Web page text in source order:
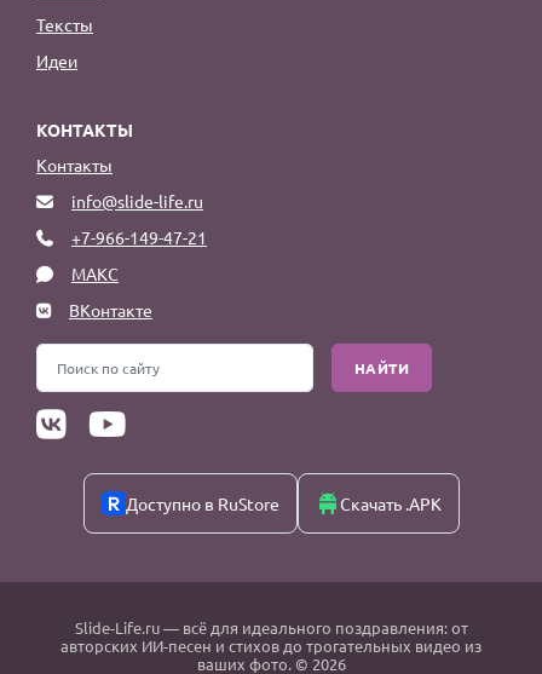
Тексты
Идеи
КОНТАКТЫ
Контакты
info@slide-life.ru
+7-966-149-47-21
МАКС
ВКонтакте
НАЙТИ
Доступно в RuStore Скачать .APK
Slide-Life.ru— всё для идеального поздравления: от
авторских ИИ-песен и стихов до трогательных видео из
ваших фото. © 2026